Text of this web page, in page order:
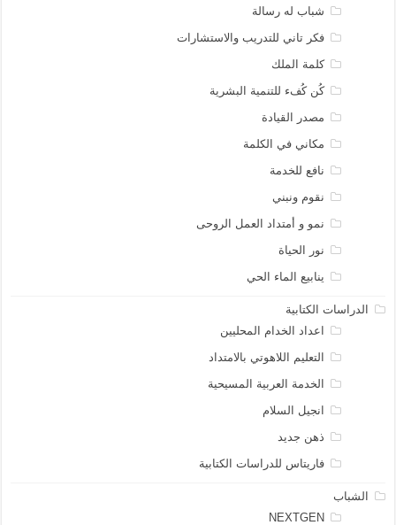
شباب له رسالة
فكر تاني للتدريب والاستشارات
كلمة الملك
كُن كُفء للتنمية البشرية
مصدر القيادة
مكاني في الكلمة
نافع للخدمة
نقوم ونبني
نمو و أمتداد العمل الروحى
نور الحياة
ينابيع الماء الحي
الدراسات الكتابية
اعداد الخدام المحليين
التعليم اللاهوتي بالامتداد
الخدمة العربية المسيحية
انجيل السلام
ذهن جديد
فاريتاس للدراسات الكتابية
الشباب
NEXTGEN